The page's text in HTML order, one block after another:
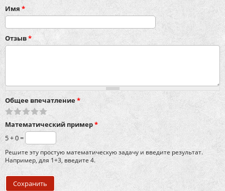
Имя *
Отзыв*
Общее впечатление*
Математический пример*
5 + 0 =
Решите эту простую математическую задачу и введите результат.
Например, для 1+3, введите 4.